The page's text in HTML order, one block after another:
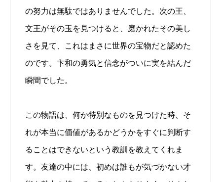
の努力は無駄ではありませんでした。次の王、
文王がその玉を見つけると、磨かれたその美し
さを見て、これはまさに世界の宝物だと認めた
のです。卞和の勇気と信念がついに実を結んだ
瞬間でした。
この物語は、何か特別なものを見つけた時、そ
れが本当に価値があるかどうかをすぐに判断す
ることはできないという教訓を教えてくれま
す。友達の中には、初めは誰もが気づかない才